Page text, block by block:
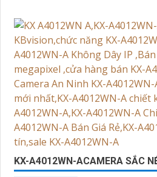
KX-A4012WN-ACAMERA SẮC